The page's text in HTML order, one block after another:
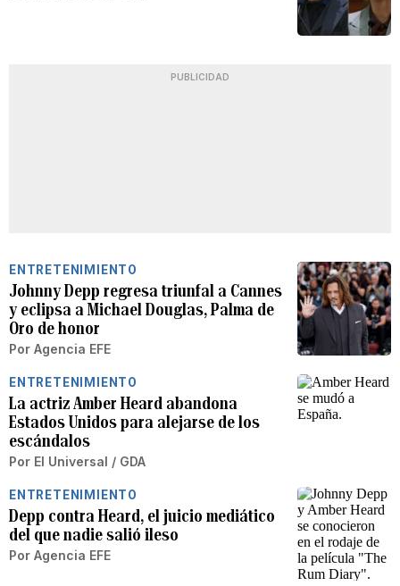
PUBLICIDAD
ENTRETENIMIENTO
Johnny Depp regresa triunfal a Cannes
y eclipsa a Michael Douglas, Palma de
Oro de honor
Por Agencia EFE
ENTRETENIMIENTO
La actriz Amber Heard abandona
Estados Unidos para alejarse de los
escándalos
Por El Universal / GDA
ENTRETENIMIENTO
Depp contra Heard, el juicio mediático
del que nadie salió ileso
Por Agencia EFE